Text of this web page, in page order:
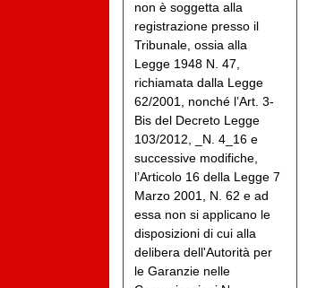
non è soggetta alla
registrazione presso il
Tribunale, ossia alla
Legge 1948 N. 47,
richiamata dalla Legge
62/2001, nonché l’Art. 3-
Bis del Decreto Legge
103/2012, _N. 4_16 e
successive modifiche,
l’Articolo 16 della Legge 7
Marzo 2001, N. 62 e ad
essa non si applicano le
disposizioni di cui alla
delibera dell'Autorità per
le Garanzie nelle